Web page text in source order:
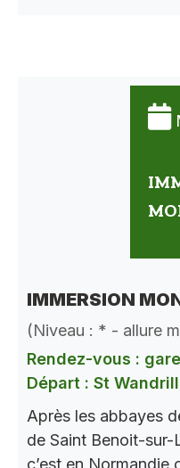
IMMERSION
(Niveau : * - allure
Rendez-vous :
Départ : St
Après les abbayes
de Saint Benoit-
c’est en Normandie